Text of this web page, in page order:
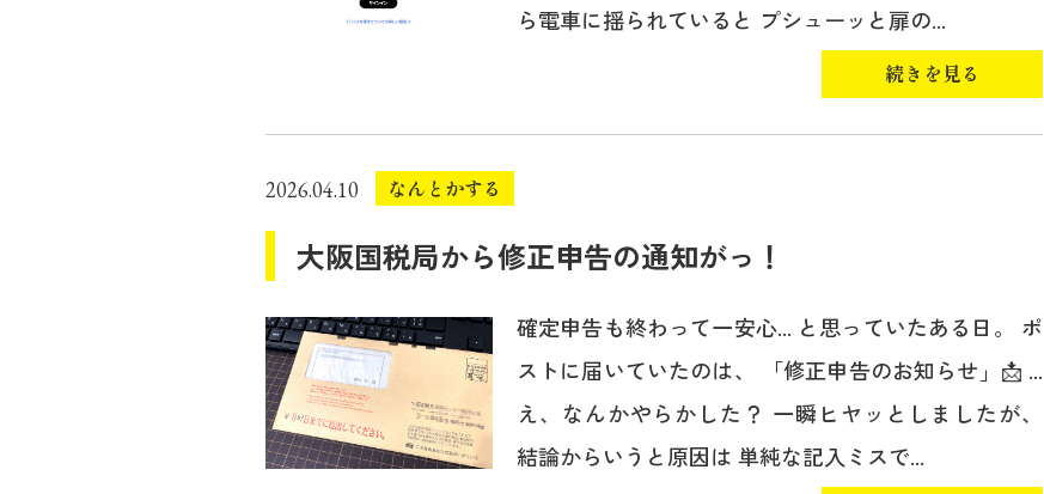
ら電車に揺られていると プシューッと扉の...
続きを見る
2026.04.10 なんとかする
大阪国税局から修正申告の通知がっ！
確定申告も終わって一安心... と思っていたある日。 ポ
ストに届いていたのは、 「修正申告のお知らせ」📩 ...
え、なんかやらかした？ 一瞬ヒヤッとしましたが、
結論からいうと原因は 単純な記入ミスで...